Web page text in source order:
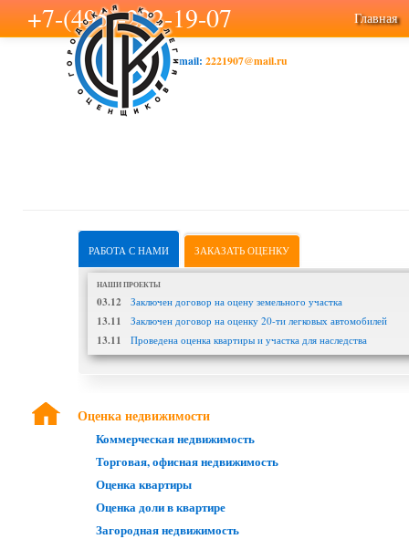
+7-(495)-222-19-07 Главная
mail: 2221907@mail.ru
РАБОТА С НАМИ ЗАКАЗАТЬ ОЦЕНКУ
НАШИ ПРОЕКТЫ
03.12 Заключен договор на оцену земельного участка
13.11 Заключен договор на оценку 20-ти легковых автомобилей
13.11 Проведена оценка квартиры и участка для наследства
Договор аренды;
БТИ/техпаспорт;
реквизиты Заказчика
Оценка недвижимости
Коммерческая недвижимость
Торговая, офисная недвижимость
Оценка квартиры
Оценка доли в квартире
Загородная недвижимость